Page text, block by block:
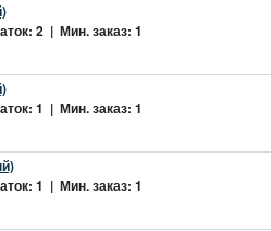
2 | Мин. заказ: 1
1 | Мин. заказ: 1
1 | Мин. заказ: 1